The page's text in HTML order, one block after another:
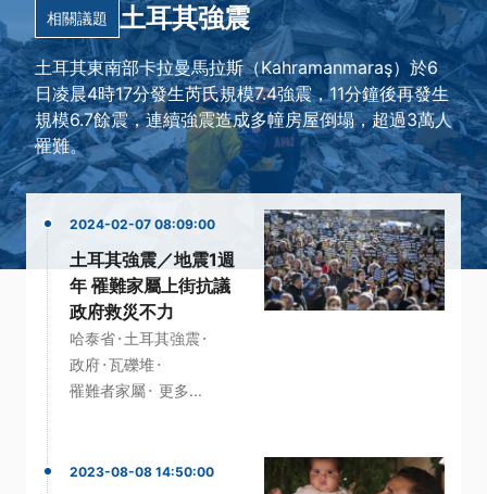
相關議題 土耳其強震
土耳其東南部卡拉曼馬拉斯（Kahramanmaraş）於6
日凌晨4時17分發生芮氏規模7.4強震，11分鐘後再發生
規模6.7餘震，連續強震造成多幢房屋倒塌，超過3萬人
罹難。
2024-02-07 08:09:00
土耳其強震／地震1週
年 罹難家屬上街抗議
政府救災不力
哈泰省· 土耳其強震·
政府·瓦礫堆·
罹難者家屬· 更多...
2023-08-08 14:50:00